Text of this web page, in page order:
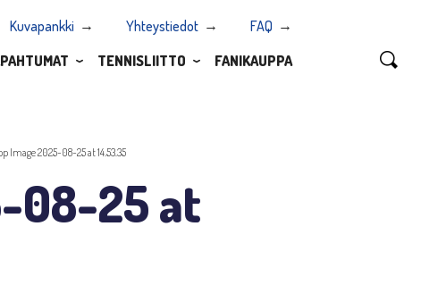
Kuvapankki Yhteystiedot
FAQ
TENNISLIITTO FANIKAUPPA
Image 2025-08-25 at 14.53.35
08-25 at